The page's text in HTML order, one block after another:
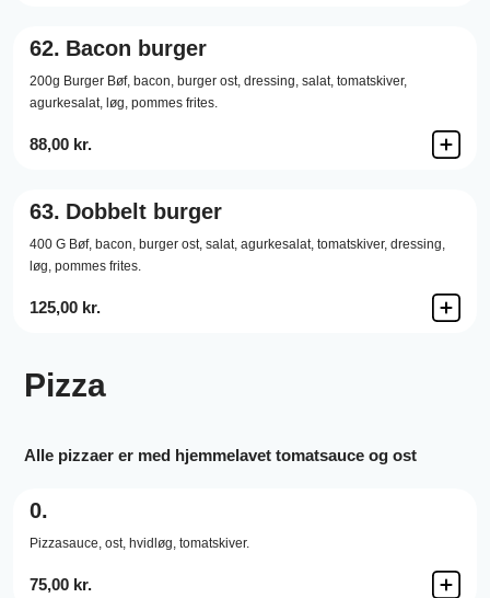
62. Bacon burger
200g Burger Bøf, bacon, burger ost, dressing, salat, tomatskiver,
agurkesalat, løg, pommes frites.
88,00 kr.
63. Dobbelt burger
400 G Bøf, bacon, burger ost, salat, agurkesalat, tomatskiver, dressing,
løg, pommes frites.
125,00 kr.
Pizza
Alle pizzaer er med hjemmelavet tomatsauce og ost
0.
Pizzasauce, ost, hvidløg, tomatskiver.
75,00 kr.